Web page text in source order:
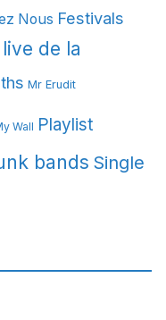
Nous Festivals
live de la
Mr Erudit
Wall Playlist
bands Single